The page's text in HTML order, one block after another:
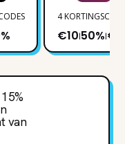
4
€10|50%|
van